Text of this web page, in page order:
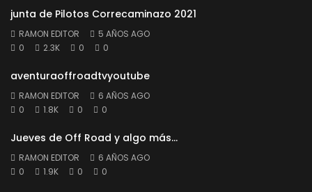
junta de Pilotos Correcaminazo 2021
RAMON EDITOR
5 AÑOS AGO
0
2.3K 0 0
aventuraoffroadtvyoutube
RAMON EDITOR
6 AÑOS AGO
0
1.8K 0 0
Jueves de Off Road y algo más…
RAMON EDITOR
6 AÑOS AGO
0
1.9K 0 0